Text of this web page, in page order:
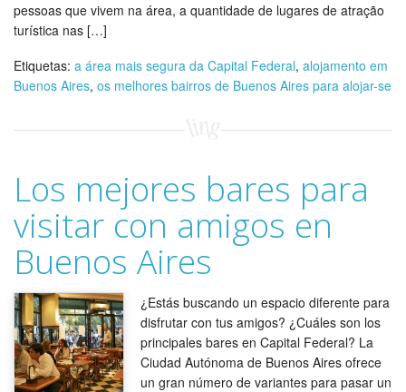
pessoas que vivem na área, a quantidade de lugares de atração
turística nas […]
Etiquetas: a área mais segura da Capital Federal, alojamento em
Buenos Aires, os melhores bairros de Buenos Aires para alojar-se
Los mejores bares para
visitar con amigos en
Buenos Aires
¿Estás buscando un espacio diferente para
disfrutar con tus amigos? ¿Cuáles son los
principales bares en Capital Federal? La
Ciudad Autónoma de Buenos Aires ofrece
un gran número de variantes para pasar un